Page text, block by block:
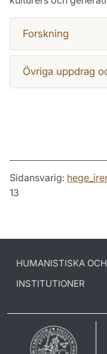
Forskning
Övriga uppdrag
Sidansvarig:
13
HUMANISTISKA
INSTITUTIONER